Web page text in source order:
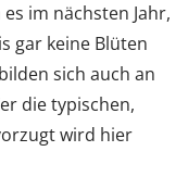
im nächsten Jahr,
gar keine Blüten
sich auch an
die typischen,
wird hier